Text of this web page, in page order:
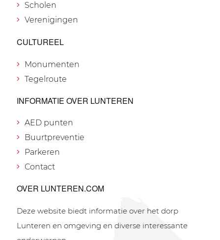
Scholen
Verenigingen
CULTUREEL
Monumenten
Tegelroute
INFORMATIE OVER LUNTEREN
AED punten
Buurtpreventie
Parkeren
Contact
OVER LUNTEREN.COM
Deze website biedt informatie over het dorp
Lunteren en omgeving en diverse interessante